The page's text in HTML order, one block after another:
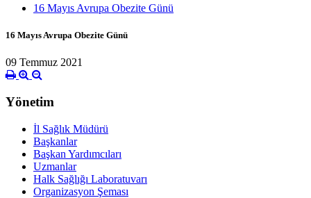
16 Mayıs Avrupa Obezite Günü
16 Mayıs Avrupa Obezite Günü
09 Temmuz 2021
Yönetim
İl Sağlık Müdürü
Başkanlar
Başkan Yardımcıları
Uzmanlar
Halk Sağlığı Laboratuvarı
Organizasyon Şeması